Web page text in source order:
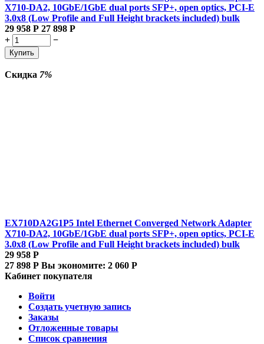
X710-DA2, 10GbE/1GbE dual ports SFP+, open optics, PCI-E
3.0x8 (Low Profile and Full Height brackets included) bulk
29 958 Р 27 898 Р
+
−
Купить
Скидка 7%
EX710DA2G1P5 Intel Ethernet Converged Network Adapter
X710-DA2, 10GbE/1GbE dual ports SFP+, open optics, PCI-E
3.0x8 (Low Profile and Full Height brackets included) bulk
29 958 Р
27 898 Р Вы экономите: 2 060 Р
Кабинет покупателя
Войти
Создать учетную запись
Заказы
Отложенные товары
Список сравнения